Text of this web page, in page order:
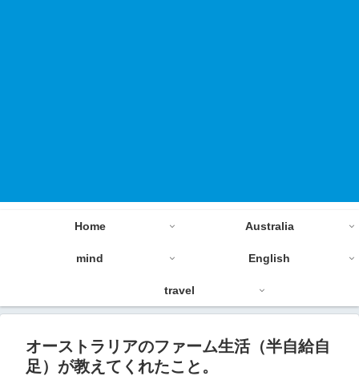
Home Australia
mind English
travel
オーストラリアのファーム生活（半自給自
足）が教えてくれたこと。